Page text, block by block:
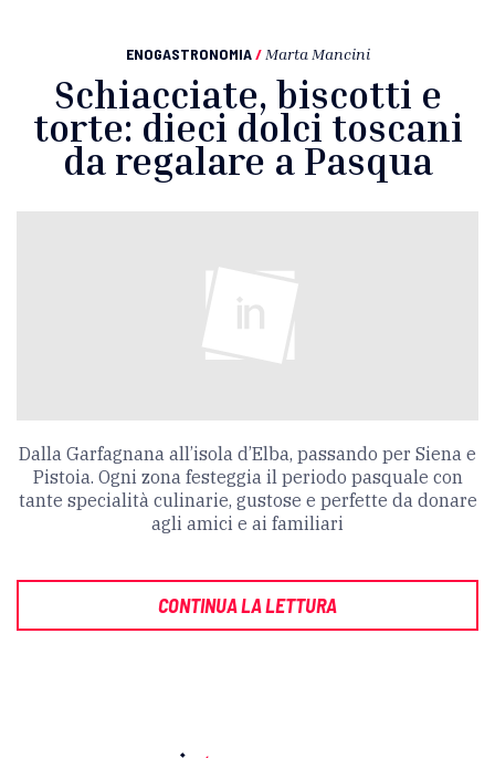
ENOGASTRONOMIA / Marta Mancini
Schiacciate, biscotti e
torte: dieci dolci toscani
da regalare a Pasqua
Dalla Garfagnana all’isola d’Elba, passando per Siena e
Pistoia. Ogni zona festeggia il periodo pasquale con
tante specialità culinarie, gustose e perfette da donare
agli amici e ai familiari
CONTINUA LA LETTURA